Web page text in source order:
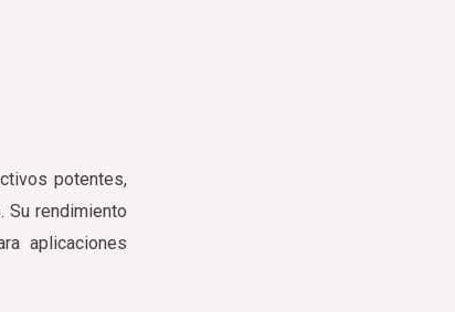
potentes,
Su rendimiento
aplicaciones